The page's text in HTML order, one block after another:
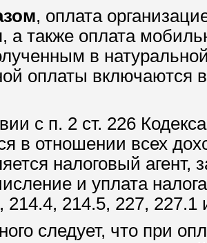
, оплата
а также оплата
в
оплаты включаются
с п. 2 ст. 226
в отношении всех
налоговый
и уплата
214.4, 214.5, 227, 227.1
следует, что при